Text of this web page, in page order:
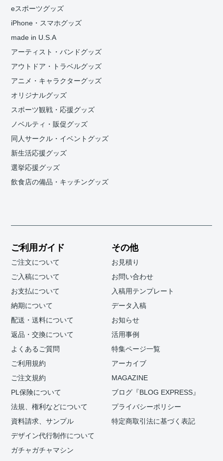
eスポーツグッズ
iPhone・スマホグッズ
made in U.S.A
アーティスト・バンドグッズ
アウトドア・トラベルグッズ
アニメ・キャラクターグッズ
オリジナルグッズ
スポーツ観戦・応援グッズ
ノベルティ・販促グッズ
同人サークル・イベントグッズ
新生活応援グッズ
選挙応援グッズ
飲食店の備品・キッチングッズ
ご利用ガイド
ご注文について
ご入稿について
お支払について
納期について
配送・送料について
返品・交換について
よくあるご質問
ご利用規約
ご注文規約
PL保険について
法規、権利などについて
資料請求、サンプル
デザイン代行制作について
ガチャガチャマシン
その他
お見積り
お問い合わせ
入稿用テンプレート
データ入稿
お知らせ
活用事例
特集ページ一覧
アーカイブ
MAGAZINE
ブログ『BLOG EXPRESS』
プライバシーポリシー
特定商取引法に基づく表記